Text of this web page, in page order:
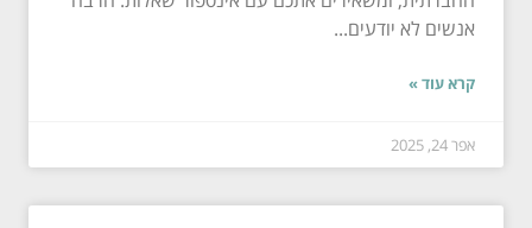
אנשים לא יודעים...
קרא עוד »
אפר 24, 2025